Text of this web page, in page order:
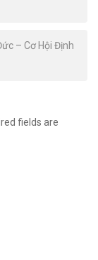
– Cơ Hội Định
fields are